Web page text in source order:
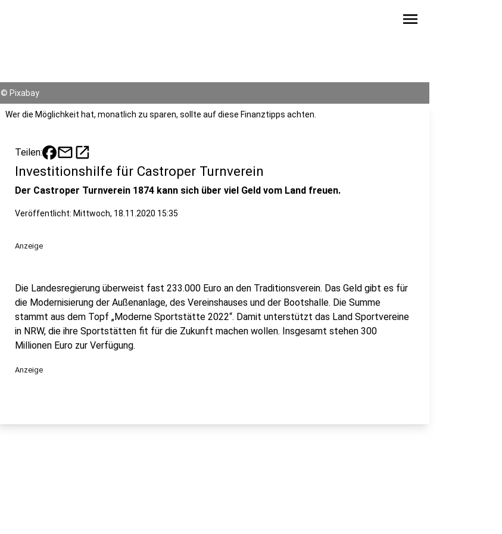
menu
© Pixabay
Wer die Möglichkeit hat, monatlich zu sparen, sollte auf diese Finanztipps achten.
Teilen: mailopen_in_new
Investitionshilfe für Castroper Turnverein
Der Castroper Turnverein 1874 kann sich über viel Geld vom Land freuen.
Veröffentlicht: Mittwoch, 18.11.2020 15:35
Anzeige
Die Landesregierung überweist fast 233.000 Euro an den Traditionsverein. Das Geld gibt es für
die Modernisierung der Außenanlage, des Vereinshauses und der Bootshalle. Die Summe
stammt aus dem Topf „Moderne Sportstätte 2022“. Damit unterstützt das Land Sportvereine
in NRW, die ihre Sportstätten fit für die Zukunft machen wollen. Insgesamt stehen 300
Millionen Euro zur Verfügung.
Anzeige